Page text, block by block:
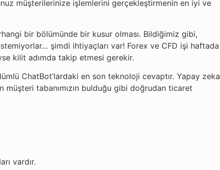
müşterilerinize işlemlerini gerçekleştirmenin en iyi ve
bir bölümünde bir kusur olması. Bildiğimiz gibi,
şimdi ihtiyaçları var! Forex ve CFD işi haftada
kilit adımda takip etmesi gerekir.
ChatBot’lardaki en son teknoloji cevaptır. Yapay zeka
tabanımızın bulduğu gibi doğrudan ticaret
vardır.